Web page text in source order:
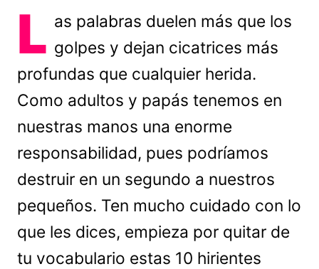
L as palabras duelen más que los
golpes y dejan cicatrices más
profundas que cualquier herida.
Como adultos y papás tenemos en
nuestras manos una enorme
responsabilidad, pues podríamos
destruir en un segundo a nuestros
pequeños. Ten mucho cuidado con lo
que les dices, empieza por quitar de
tu vocabulario estas 10 hirientes